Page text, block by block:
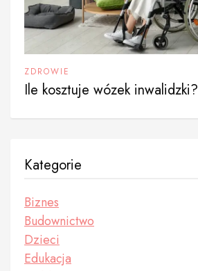
ZDROWIE
Ile kosztuje wózek inwalidzki?
Kategorie
Biznes
Budownictwo
Dzieci
Edukacja